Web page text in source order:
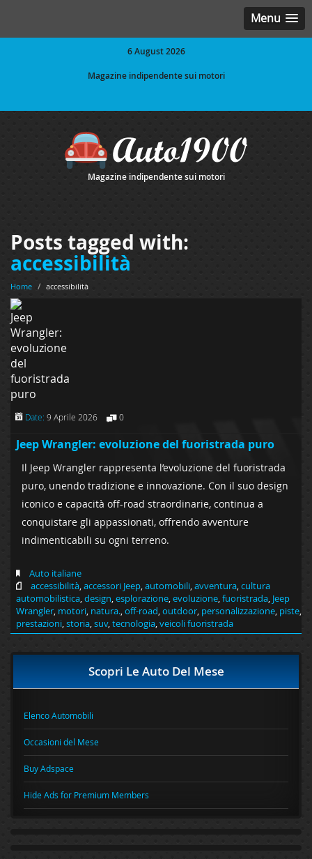
Menu
6 August 2026
Magazine indipendente sui motori
Magazine indipendente sui motori
Posts tagged with:
accessibilità
Home / accessibilità
Date: 9 Aprile 2026 0
Jeep Wrangler: evoluzione del fuoristrada puro
Il Jeep Wrangler rappresenta l’evoluzione del fuoristrada
puro, unendo tradizione e innovazione. Con il suo design
iconico e capacità off-road straordinarie, continua a
conquistare gli appassionati, offrendo avventure
indimenticabili su ogni terreno.
Auto italiane
accessibilità,accessori Jeep,automobili,avventura,cultura
automobilistica,design,esplorazione,evoluzione,fuoristrada, Jeep
Wrangler, motori, natura.,off-road,outdoor, personalizzazione, piste,
prestazioni,storia,suv,tecnologia,veicoli fuoristrada
Scopri Le Auto Del Mese
Elenco Automobili
Occasioni del Mese
Buy Adspace
Hide Ads for Premium Members